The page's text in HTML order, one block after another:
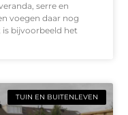
serre en
voegen daar nog
is bijvoorbeeld het
TUIN EN BUITENLEVEN